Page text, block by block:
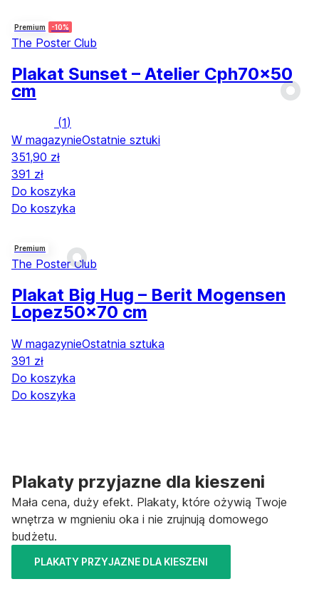
Premium -10%
The Poster Club
Plakat Sunset – Atelier Cph70x50
cm
(1)
W magazynieOstatnie sztuki
351,90 zł
391 zł
Do koszyka
Do koszyka
Premium
The Poster Club
Plakat Big Hug – Berit Mogensen
Lopez50x70 cm
W magazynieOstatnia sztuka
391 zł
Do koszyka
Do koszyka
Plakaty przyjazne dla kieszeni
Mała cena, duży efekt. Plakaty, które ożywią Twoje
wnętrza w mgnieniu oka i nie zrujnują domowego
budżetu.
PLAKATY PRZYJAZNE DLA KIESZENI